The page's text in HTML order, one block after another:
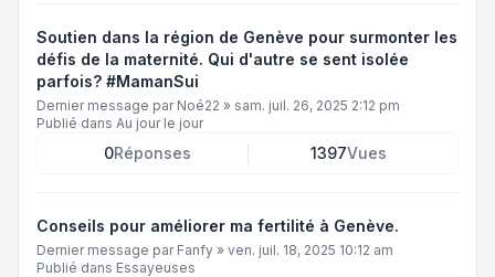
Soutien dans la région de Genève pour surmonter les
défis de la maternité. Qui d'autre se sent isolée
parfois? #MamanSui
Dernier message par Noé22 » sam. juil. 26, 2025 2:12 pm
Publié dans Au jour le jour
0Réponses 1397Vues
Conseils pour améliorer ma fertilité à Genève.
Dernier message par Fanfy » ven. juil. 18, 2025 10:12 am
Publié dans Essayeuses